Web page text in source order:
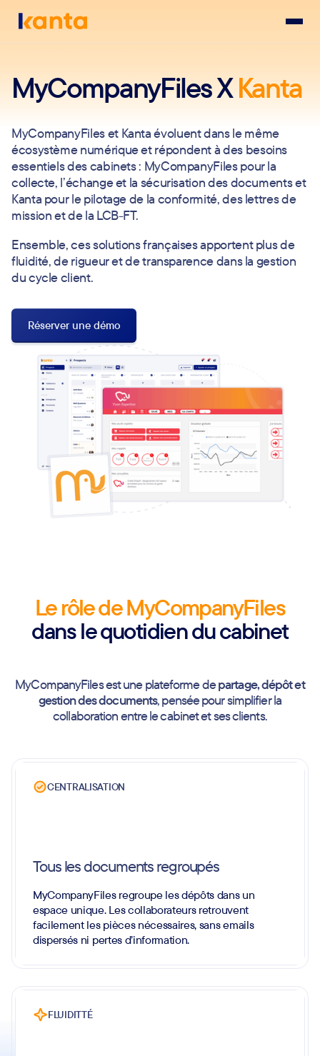
MyCompanyFiles XKanta
MyCompanyFiles et Kanta évoluent dans le même
écosystème numérique et répondent à des besoins
essentiels des cabinets : MyCompanyFiles pour la
collecte, l’échange et la sécurisation des documents et
Kanta pour le pilotage de la conformité, des lettres de
mission et de la LCB-FT.
Ensemble, ces solutions françaises apportent plus de
fluidité, de rigueur et de transparence dans la gestion
du cycle client.
Réserver une démo
Le rôle de MyCompanyFiles
dans le quotidien du cabinet
MyCompanyFiles est une plateforme departage, dépôt et
gestion des documents, pensée pour simplifier la
collaboration entre le cabinet et ses clients.
CENTRALISATION
Tous les documents regroupés
MyCompanyFiles regroupe les dépôts dans un
espace unique. Les collaborateurs retrouvent
facilement les pièces nécessaires, sans emails
dispersés ni pertes d’information.
FLUIDITTÉ